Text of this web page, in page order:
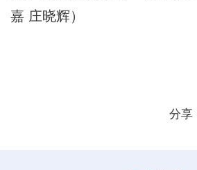
嘉 庄晓辉）
分享